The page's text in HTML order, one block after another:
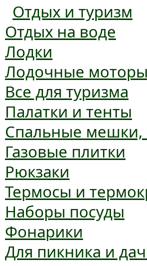
Отдых и туризм
Отдых на воде
Лодки
Лодочные моторы
Все для туризма
Палатки и тенты
Спальные мешки,
Газовые плитки
Рюкзаки
Термосы и
Наборы посуды
Фонарики
Для пикника и